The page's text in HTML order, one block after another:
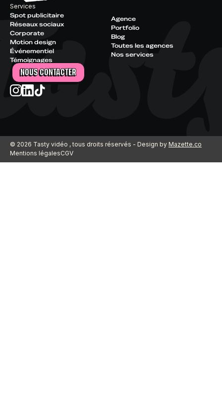
Services
Spot publicitaire
Réseaux sociaux
Corporate
Motion design
Événementiel
Témoignages
Agence
Portfolio
Blog
Toutes les agences
Nos services
NOUS CONTACTER
© 2026 Tasty vidéo , tous droits réservés - Design by Mazette.co
Mentions légalesCGV